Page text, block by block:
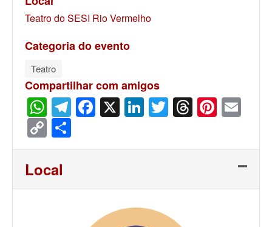
Teatro do SESI Rio Vermelho
Categoria do evento
Teatro
Compartilhar com amigos
WhatsApp
Telegram
Facebook
X LinkedIn
Twitter
Threads
Copy
Link
Local